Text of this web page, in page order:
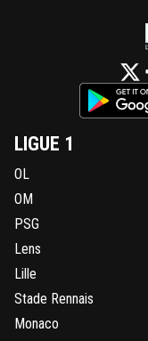
LIGUE 1
OL
OM
PSG
Lens
Lille
Stade Rennais
Monaco